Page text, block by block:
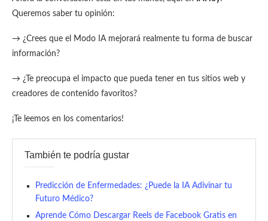
Queremos saber tu opinión:
→ ¿Crees que el Modo IA mejorará realmente tu forma de buscar
información?
→ ¿Te preocupa el impacto que pueda tener en tus sitios web y
creadores de contenido favoritos?
¡Te leemos en los comentarios!
También te podría gustar
Predicción de Enfermedades: ¿Puede la IA Adivinar tu
Futuro Médico?
Aprende Cómo Descargar Reels de Facebook Gratis en